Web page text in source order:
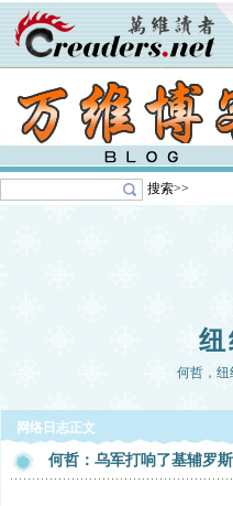
搜索>>
何哲，纽
网络日志正文
何哲：乌军打响了基辅罗